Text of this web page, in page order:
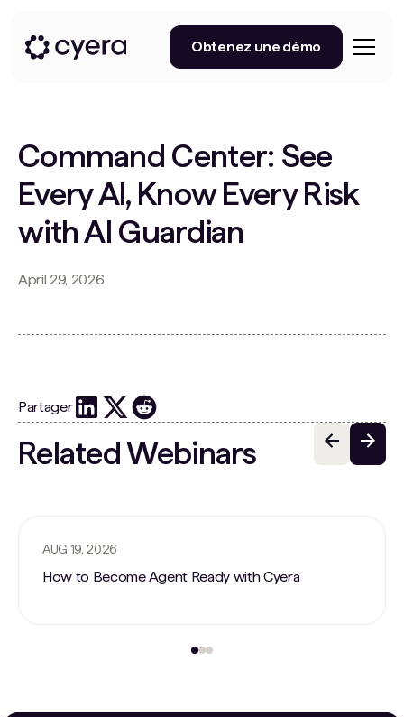
Obtenez une démo
Command Center: See
Every AI, Know Every Risk
with AI Guardian
April 29, 2026
Partager
Related Webinars
AUG 19, 2026
How to Become Agent Ready with Cyera